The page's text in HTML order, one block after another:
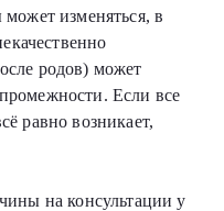
может изменяться, в
родов) может
Если все
равно возникает,
на консультации у